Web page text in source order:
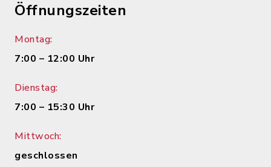
Öffnungszeiten
Montag:
7:00 – 12:00 Uhr
Dienstag:
7:00 – 15:30 Uhr
Mittwoch:
geschlossen